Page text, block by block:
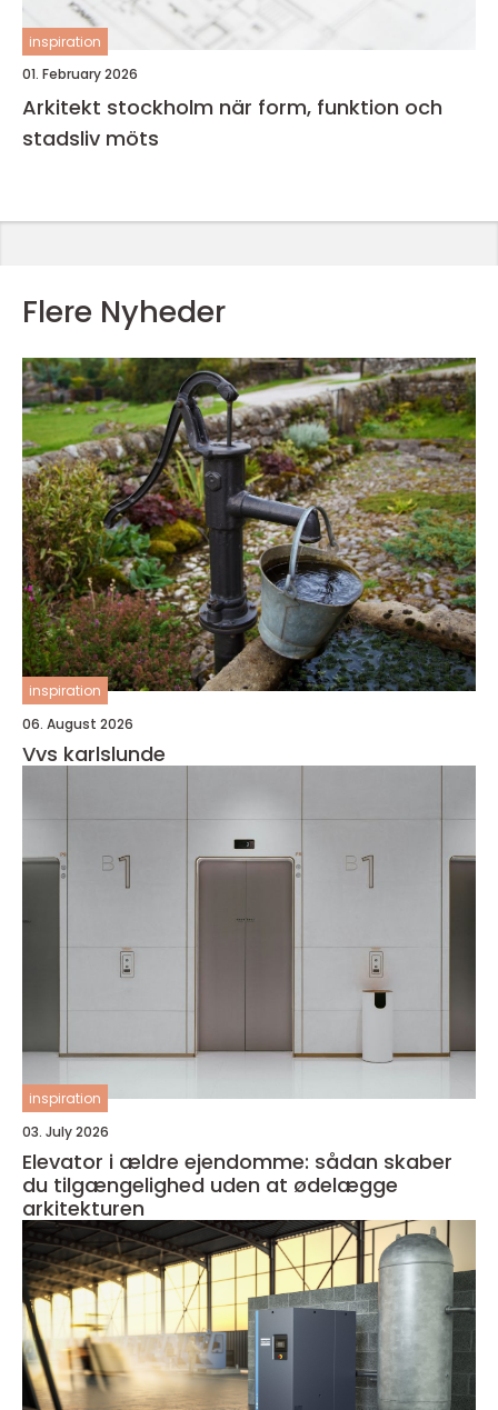
inspiration
01. February 2026
Arkitekt stockholm när form, funktion och
stadsliv möts
Flere Nyheder
inspiration
06. August 2026
Vvs karlslunde
inspiration
03. July 2026
Elevator i ældre ejendomme: sådan skaber
du tilgængelighed uden at ødelægge
arkitekturen